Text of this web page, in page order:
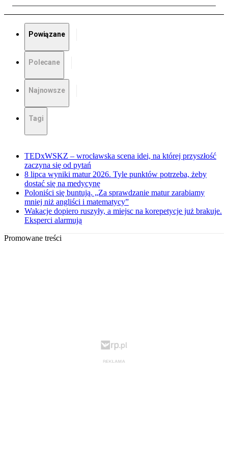
Powiązane
Polecane
Najnowsze
Tagi
TEDxWSKZ – wrocławska scena idei, na której przyszłość
zaczyna się od pytań
8 lipca wyniki matur 2026. Tyle punktów potrzeba, żeby
dostać się na medycynę
Poloniści się buntują. „Za sprawdzanie matur zarabiamy
mniej niż angliści i matematycy”
Wakacje dopiero ruszyły, a miejsc na korepetycje już brakuje.
Eksperci alarmują
Promowane treści